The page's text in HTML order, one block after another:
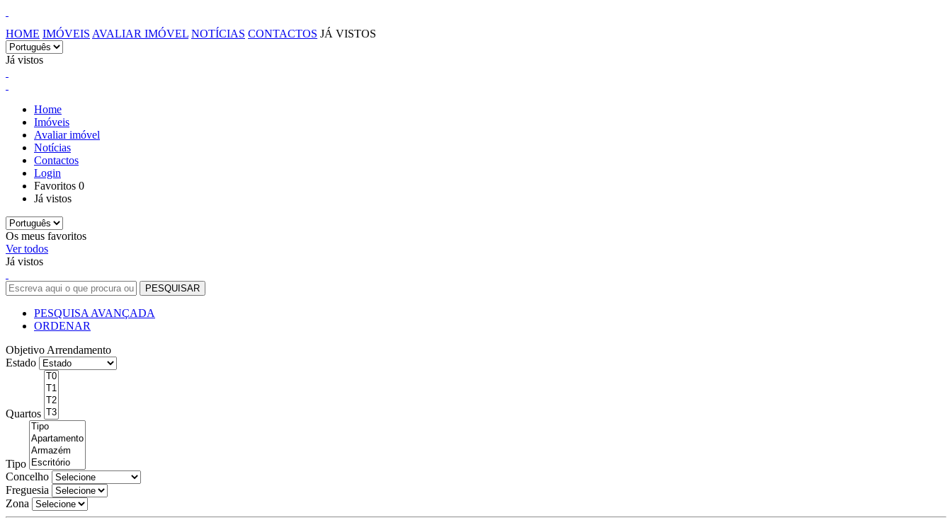
HOME IMÓVEIS AVALIAR IMÓVEL NOTÍCIAS CONTACTOS JÁ VISTOS
Já vistos
Home
Imóveis
Avaliar imóvel
Notícias
Contactos
Login
Favoritos 0
Já vistos
Os meus favoritos
Ver todos
Já vistos
PESQUISA AVANÇADA
ORDENAR
Objetivo Arrendamento
Estado
Quartos
Tipo
Concelho
Freguesia
Zona